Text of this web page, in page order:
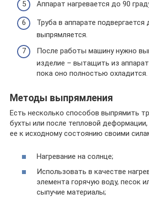
Аппарат нагревается до 90
Труба в аппарате подвергается
выпрямляется.
После работы машину нужно
изделие – вытащить из
пока оно полностью охладится.
Методы выпрямления
Есть несколько способов выпрямить
бухты или после тепловой
ее к исходному состоянию своими
Нагревание на солнце;
Использовать в качестве
элемента горячую воду, песок
сыпучие материалы;